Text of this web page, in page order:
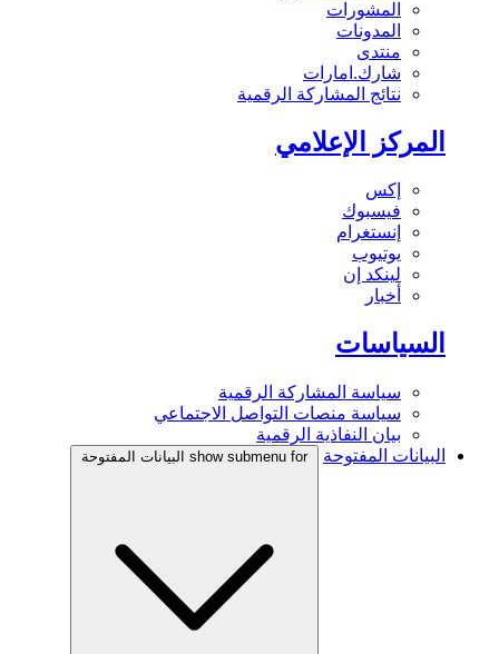
المشورات
المدونات
منتدى
شارك.امارات
نتائج المشاركة الرقمية
المركز الإعلامي
إكس
فيسبوك
إنستغرام
يوتيوب
لينكد إن
أخبار
السياسات
سياسة المشاركة الرقمية
سياسة منصات التواصل الاجتماعي
بيان النفاذية الرقمية
البيانات المفتوحة
show submenu for البيانات المفتوحة